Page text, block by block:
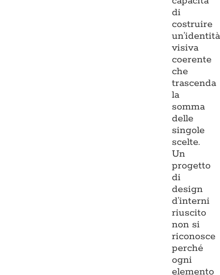
di
costruire
un’identità
visiva
coerente
che
trascenda
la
somma
delle
singole
scelte.
Un
progetto
di
design
d’interni
riuscito
non si
riconosce
perché
ogni
elemento